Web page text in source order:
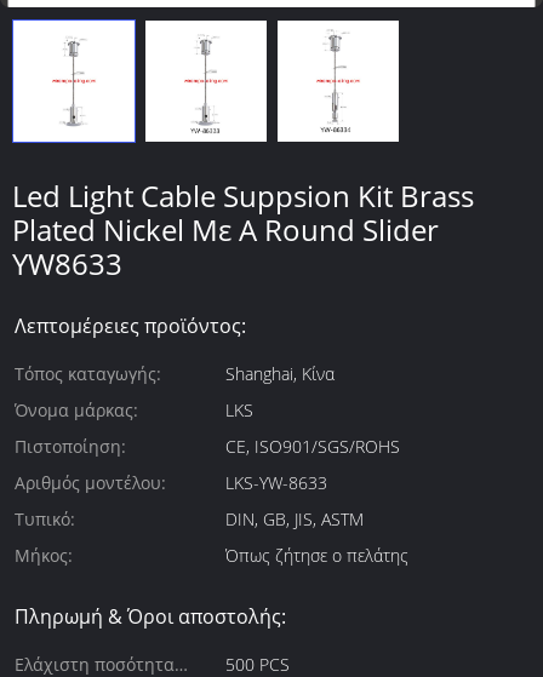
Led Light Cable Suppsion Kit Brass
Plated Nickel Με A Round Slider
YW8633
Λεπτομέρειες προϊόντος:
Τόπος καταγωγής:
Shanghai, Κίνα
Όνομα μάρκας:
LKS
Πιστοποίηση:
CE, ISO901/SGS/ROHS
Αριθμός μοντέλου:
LKS-YW-8633
Τυπικό:
DIN, GB, JIS, ASTM
Μήκος:
Όπως ζήτησε ο πελάτης
Πληρωμή & Όροι αποστολής:
Ελάχιστη ποσότητα
500 PCS